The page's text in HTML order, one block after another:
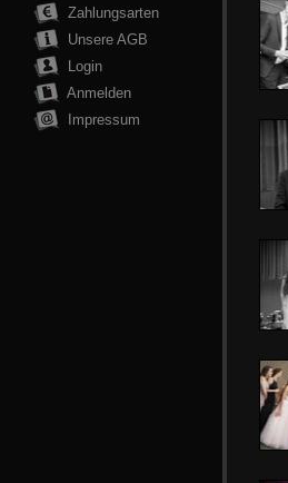
Zahlungsarten
Unsere AGB
Login
Anmelden
Impressum